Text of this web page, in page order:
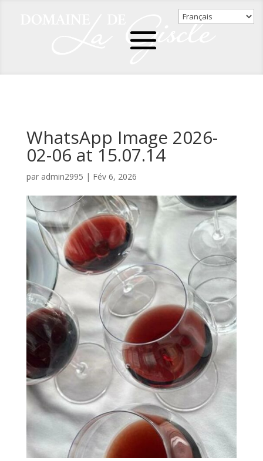
WhatsApp Image 2026-
02-06 at 15.07.14
par admin2995 | Fév 6, 2026